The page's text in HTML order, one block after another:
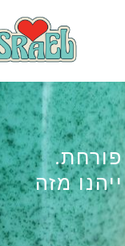
מזה